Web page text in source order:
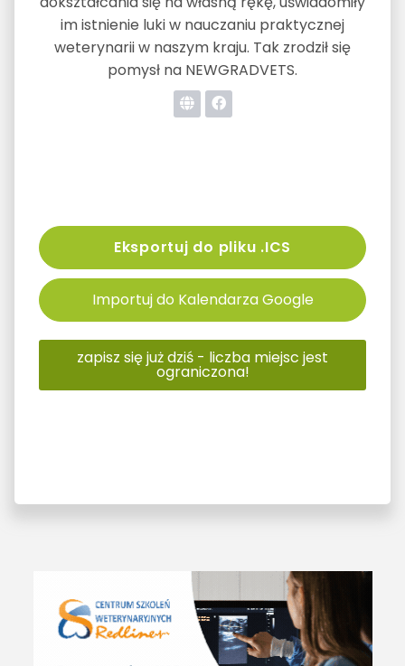
im istnienie luki w nauczaniu praktycznej
weterynarii w naszym kraju. Tak zrodził się
pomysł na NEWGRADVETS.
Eksportuj do pliku .ICS
Importuj do Kalendarza Google
zapisz się już dziś - liczba miejsc jest
ograniczona!